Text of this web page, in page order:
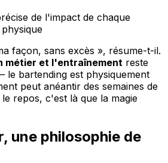
de l'impact de chaque
façon, sans excès », résume-t-il.
métier et l'entraînement reste
le bartending est physiquement
peut anéantir des semaines de
repos, c'est là que la magie
une philosophie de